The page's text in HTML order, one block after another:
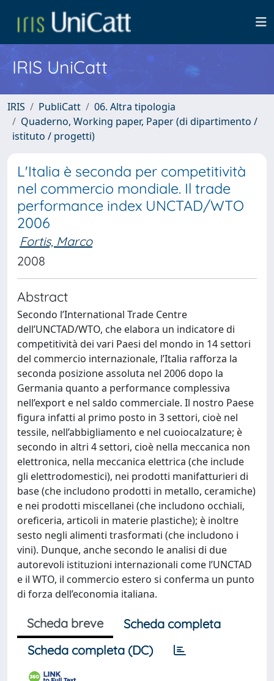
IRIS UniCatt
IRIS PubliCatt
06. Altra tipologia
Quaderno, Working paper, Paper (di dipartimento /
istituto / progetti)
L'Italia è seconda per competitività
nel commercio mondiale. Il trade
performance index UNCTAD/WTO
2006
Fortis, Marco
2008
Abstract
Secondo l’International Trade Centre
dell’UNCTAD/WTO, che elabora un indicatore di
competitività dei vari Paesi del mondo in 14 settori
del commercio internazionale, l’Italia rafforza la
seconda posizione assoluta nel 2006 dopo la
Germania quanto a performance complessiva
nell’export e nel saldo commerciale. Il nostro Paese
figura infatti al primo posto in 3 settori, cioè nel
tessile, nell’abbigliamento e nel cuoiocalzature; è
secondo in altri 4 settori, cioè nella meccanica non
elettronica, nella meccanica elettrica (che include
gli elettrodomestici), nei prodotti manifatturieri di
base (che includono prodotti in metallo, ceramiche)
e nei prodotti miscellanei (che includono occhiali,
oreficeria, articoli in materie plastiche); è inoltre
sesto negli alimenti trasformati (che includono i
vini). Dunque, anche secondo le analisi di due
autorevoli istituzioni internazionali come l’UNCTAD
e il WTO, il commercio estero si conferma un punto
di forza dell’economia italiana.
Scheda breve
Scheda completa
Scheda completa (DC)